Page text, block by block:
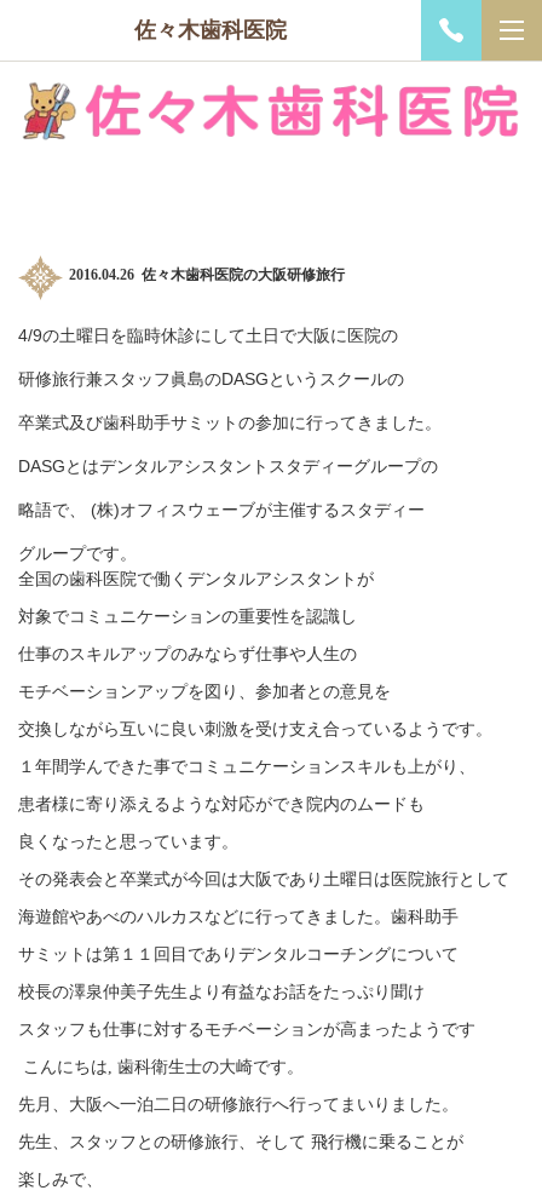
佐々木歯科医院
2016.04.26 佐々木歯科医院の大阪研修旅行
4/9の土曜日を臨時休診にして土日で大阪に医院の
研修旅行兼スタッフ眞島のDASGというスクールの
卒業式及び歯科助手サミットの参加に行ってきました。
DASGとはデンタルアシスタントスタディーグループの
略語で、 (株)オフィスウェーブが主催するスタディー
グループです。
全国の歯科医院で働くデンタルアシスタントが
対象でコミュニケーションの重要性を認識し
仕事のスキルアップのみならず仕事や人生の
モチベーションアップを図り、参加者との意見を
交換しながら互いに良い刺激を受け支え合っているようです。
１年間学んできた事でコミュニケーションスキルも上がり、
患者様に寄り添えるような対応ができ院内のムードも
良くなったと思っています。
その発表会と卒業式が今回は大阪であり土曜日は医院旅行として
海遊館やあべのハルカスなどに行ってきました。歯科助手
サミットは第１１回目でありデンタルコーチングについて
校長の澤泉仲美子先生より有益なお話をたっぷり聞け
スタッフも仕事に対するモチベーションが高まったようです
こんにちは, 歯科衛生士の大崎です。
先月、大阪へ一泊二日の研修旅行へ行ってまいりました。
先生、スタッフとの研修旅行、そして 飛行機に乗ることが
楽しみで、